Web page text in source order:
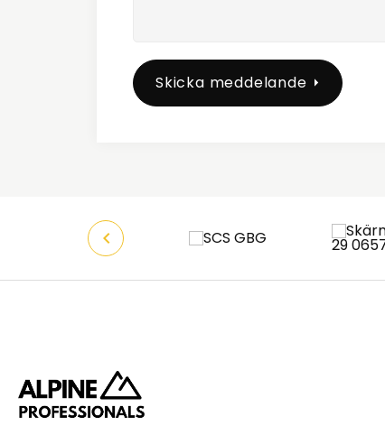
Skicka meddelande